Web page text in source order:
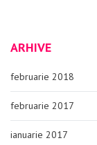
ARHIVE
februarie 2018
februarie 2017
ianuarie 2017